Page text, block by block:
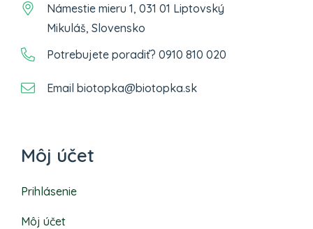
Námestie mieru 1, 031 01 Liptovský
Mikuláš, Slovensko
Potrebujete poradiť? 0910 810 020
Email biotopka@biotopka.sk
Môj účet
Prihlásenie
Môj účet